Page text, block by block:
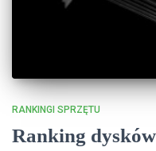
RANKINGI SPRZĘTU
Ranking